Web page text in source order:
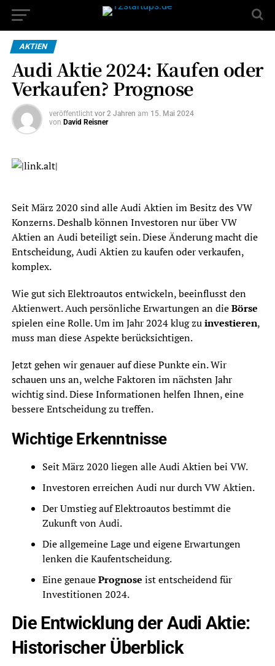
AKTIEN
Audi Aktie 2024: Kaufen oder
Verkaufen? Prognose
veröffentlicht vor 2 Jahren am 15. Mai 2024
von David Reisner
Seit März 2020 sind alle Audi Aktien im Besitz des VW
Konzerns. Deshalb können Investoren nur über VW
Aktien an Audi beteiligt sein. Diese Änderung macht die
Entscheidung, Audi Aktien zu kaufen oder verkaufen,
komplex.
Wie gut sich Elektroautos entwickeln, beeinflusst den
Aktienwert. Auch persönliche Erwartungen an dieBörse
spielen eine Rolle. Um im Jahr 2024 klug zuinvestieren,
muss man diese Aspekte berücksichtigen.
Jetzt gehen wir genauer auf diese Punkte ein. Wir
schauen uns an, welche Faktoren im nächsten Jahr
wichtig sind. Diese Informationen helfen Ihnen, eine
bessere Entscheidung zu treffen.
Wichtige Erkenntnisse
Seit März 2020 liegen alle Audi Aktien bei VW.
Investoren erreichen Audi nur durch VW Aktien.
Der Umstieg auf Elektroautos bestimmt die
Zukunft von Audi.
Die allgemeine Lage und eigene Erwartungen
lenken die Kaufentscheidung.
Eine genauePrognose ist entscheidend für
Investitionen 2024.
Die Entwicklung der Audi Aktie:
Historischer Überblick